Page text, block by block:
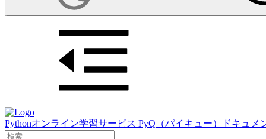
Pythonオンライン学習サービス PyQ（パイキュー）ドキュメ